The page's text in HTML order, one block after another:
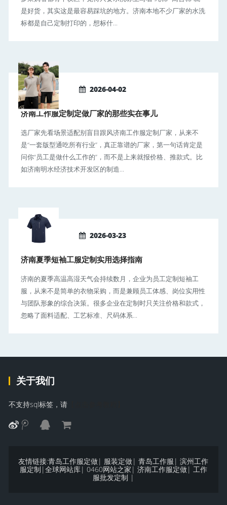
是好货，其实这是最容易踩坑的地方。济南本地不少厂家的水洗
标都是自己定制打印的，想标什...
2026-04-02
济南工作服定制定做厂家的那些实在事儿
选厂家先看场景适配别盲目跟风济南工作服定制厂家，从来不
是“一套版型通吃所有行业”，真正靠谱的厂家，第一句话肯定是
问你“员工是做什么工作的”，而不是上来就报价格、推款式。比
如济南明水经济技术开发区的制造...
2026-03-23
济南夏季短袖工服定制实用选择指南
济南的夏季高温高湿天气会持续数月，企业为员工定制短袖工
服，从来不是简单的衣物采购，而是兼顾员工体感、岗位实用性
与团队形象的综合决策。很多企业在定制时只关注价格和款式，
忽略了面料适配、工艺标准、尺码体系...
关于我们
不支持sql标签，请
友情链接:青岛工作服定做| 服装定做|青岛工作服 |滨州工作
服定制 | 全球网站库| 0460网站之家 | 济南工作服定做| 工作
服批发定制 |